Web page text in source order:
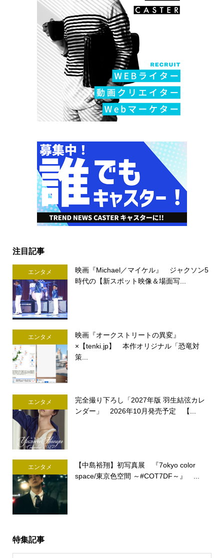
注目記事
エンタメ
映画『Michael／マイケル』 ジャクソン5
時代の【新スポット映像＆場面写...
エンタメ
映画『オークストリートの異変』
×【tenki.jp】 本作オリジナル「恐竜対
策...
エンタメ
完全撮り下ろし「2027年版 羽生結弦カレ
ンダー」 2026年10月発売予定 【...
エンタメ
【中島裕翔】初写真展 『7okyo color
space/東京色空間 ～#COT7DF～』 ...
特集記事